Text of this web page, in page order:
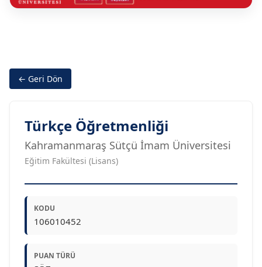
← Geri Dön
Türkçe Öğretmenliği
Kahramanmaraş Sütçü İmam Üniversitesi
Eğitim Fakültesi (Lisans)
KODU
106010452
PUAN TÜRÜ